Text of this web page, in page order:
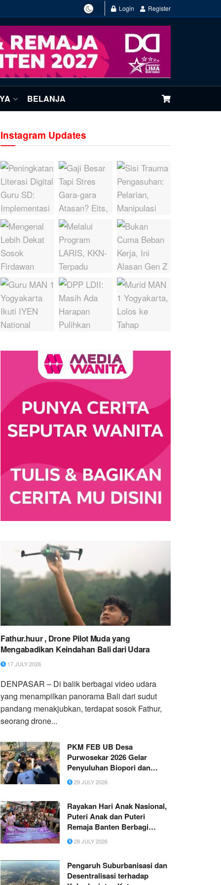
Login Register
BELANJA
Instagram Updates
Fathur.huur , Drone Pilot Muda yang
Mengabadikan Keindahan Bali dari Udara
17 JULY 2026
DENPASAR – Di balik berbagai video udara
yang menampilkan panorama Bali dari sudut
pandang menakjubkan, terdapat sosok Fathur,
seorang drone...
PKM FEB UB Desa
Purwosekar 2026 Gelar
Penyuluhan Biopori dan
Penanaman TOGA sebagai
Upaya Pengelolaan
29 JULY 2026
Rayakan Hari Anak Nasional,
Puteri Anak dan Puteri
Remaja Banten Berbagi
Keceriaan Bersama Anak
Lapak Pemulung
28 JULY 2026
Pengaruh Suburbanisasi dan
Desentralisasi terhadap